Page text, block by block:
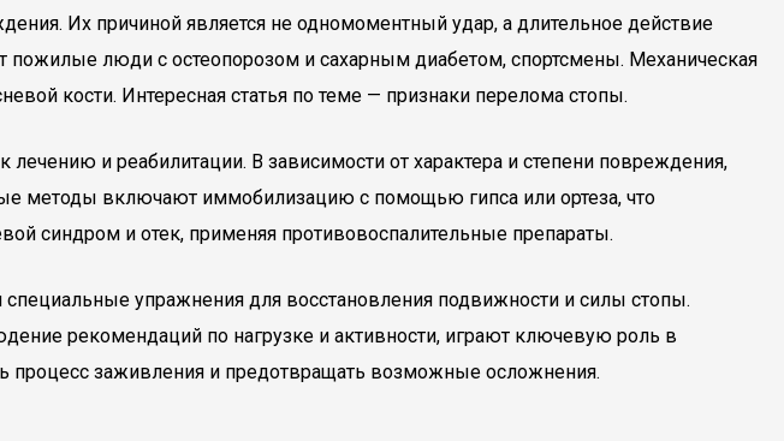
Их причиной является не одномоментный удар, а длительное действие
пожилые люди с остеопорозом и сахарным диабетом, спортсмены. Механическая
кости. Интересная статья по теме — признаки перелома стопы.
и реабилитации. В зависимости от характера и степени повреждения,
методы включают иммобилизацию с помощью гипса или ортеза, что
синдром и отек, применяя противовоспалительные препараты.
упражнения для восстановления подвижности и силы стопы.
рекомендаций по нагрузке и активности, играют ключевую роль в
заживления и предотвращать возможные осложнения.